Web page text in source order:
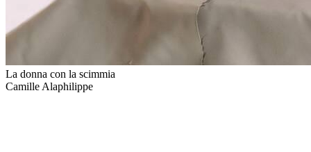
La donna con la scimmia
Camille Alaphilippe